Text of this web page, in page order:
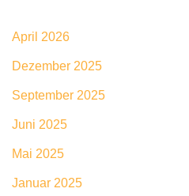
April 2026
Dezember 2025
September 2025
Juni 2025
Mai 2025
Januar 2025